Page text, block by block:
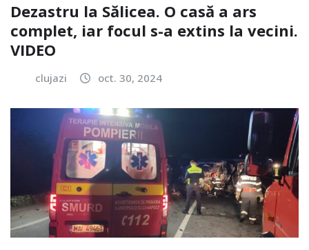
Dezastru la Sălicea. O casă a ars
complet, iar focul s-a extins la vecini.
VIDEO
clujazi oct. 30, 2024